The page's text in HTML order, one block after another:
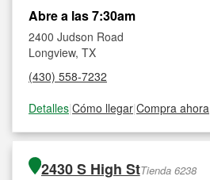
Abre a las 7:30am
2400 Judson Road
Longview, TX
(430) 558-7232
Detalles|Cómo llegar|Compra ahora
2430 S High StTienda 6238